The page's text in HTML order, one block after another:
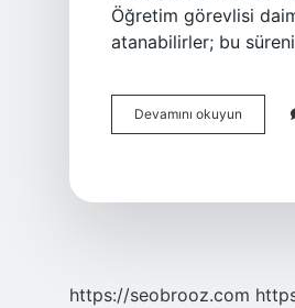
Öğretim görevlisi
atanabilirler; bu
Devamını okuyun
Görevlisi
https://seobrooz.com